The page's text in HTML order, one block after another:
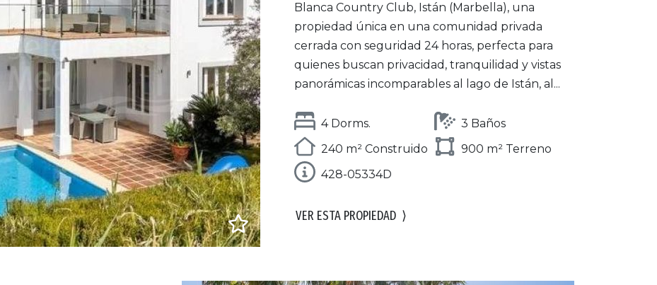
Blanca Country Club, Istán (Marbella), una
propiedad única en una comunidad privada
cerrada con seguridad 24 horas, perfecta para
quienes buscan privacidad, tranquilidad y vistas
panorámicas incomparables al lago de Istán, al...
4 Dorms.
3 Baños
240 m² Construido
900 m² Terreno
428-05334D
VER ESTA PROPIEDAD ⟩